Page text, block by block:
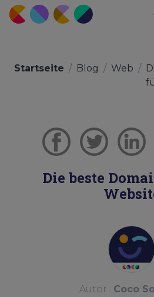
Startseite / Blog / Web /
Die beste
Autor : Coco